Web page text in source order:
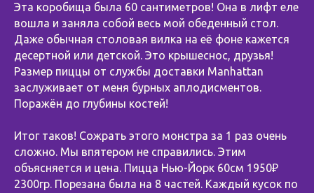
Эта коробища была 60 сантиметров! Она в лифт еле
вошла и заняла собой весь мой обеденный стол.
Даже обычная столовая вилка на её фоне кажется
десертной или детской. Это крышеснос, друзья!
Размер пиццы от службы доставки Manhattan
заслуживает от меня бурных аплодисментов.
Поражён до глубины костей!
Итог таков! Сожрать этого монстра за 1 раз очень
сложно. Мы впятером не справились. Этим
объясняется и цена. Пицца Нью-Йорк 60см 1950₽
2300гр. Порезана была на 8 частей. Каждый кусок по